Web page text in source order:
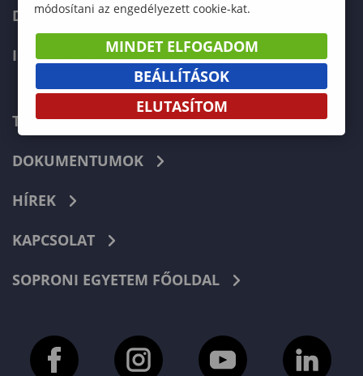
DOKTORI ISKOLA
INTERNATIONAL
TELEFONKÖNYV
DOKUMENTUMOK
HÍREK
KAPCSOLAT
SOPRONI EGYETEM FŐOLDAL
módosítani az engedélyezett cookie-kat.
MINDET ELFOGADOM
BEÁLLÍTÁSOK
ELUTASÍTOM